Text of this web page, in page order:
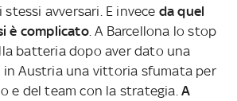
avversari. E invece da quel
è complicato. A Barcellona lo stop
batteria dopo aver dato una
in Austria una vittoria sfumata per
e del team con la strategia. A